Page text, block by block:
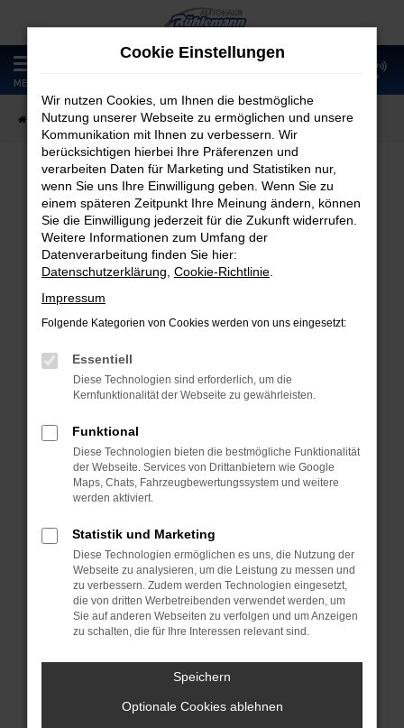
Zum
Hauptinhalt
springen
MENÜ
Startseite Fahrzeugangebote Fahrzeugmarkt
Fahrzeugmarkt
Fehler: Network Error
Beim Laden ist ein Fehler aufgetreten.
Hier sind ein paar Tipps, die dir helfen können:
Überprüfe deine Firewall und deine
Laden andere Webseiten, zum Beispiel
deine Suchmaschine?
Prüfe deine Browsererweiterungen.
Manche Erweiterungen, wie Werbeblocker,
können das Laden bestimmter Seiten
verhindern. Funktioniert die Seite in einem
anderen Browser oder in einem privaten
Fenster?
Starte dein Gerät neu.
vorübergehende Probleme zu beheben.
Betriebssystem auf dem neuesten Stand
Cookie Einstellungen
Wir nutzen Cookies, um Ihnen die bestmögliche
Nutzung unserer Webseite zu ermöglichen und unsere
Kommunikation mit Ihnen zu verbessern. Wir
berücksichtigen hierbei Ihre Präferenzen und
verarbeiten Daten für Marketing und Statistiken nur,
wenn Sie uns Ihre Einwilligung geben. Wenn Sie zu
einem späteren Zeitpunkt Ihre Meinung ändern, können
Sie die Einwilligung jederzeit für die Zukunft widerrufen.
Weitere Informationen zum Umfang der
Datenverarbeitung finden Sie hier:
Datenschutzerklärung Cookie-Richtlinie
Impressum
Folgende Kategorien von Cookies werden von uns eingesetzt:
Essentiell
Diese Technologien sind erforderlich, um die
Kernfunktionalität der Webseite zu gewährleisten.
Funktional
Diese Technologien bieten die bestmögliche Funktionalität
der Webseite. Services von Drittanbietern wie Google
Maps, Chats, Fahrzeugbewertungssystem und weitere
werden aktiviert.
Statistik und Marketing
Diese Technologien ermöglichen es uns, die Nutzung der
Webseite zu analysieren, um die Leistung zu messen und
zu verbessern. Zudem werden Technologien eingesetzt,
die von dritten Werbetreibenden verwendet werden, um
Sie auf anderen Webseiten zu verfolgen und um Anzeigen
zu schalten, die für Ihre Interessen relevant sind.
Speichern
Optionale Cookies ablehnen